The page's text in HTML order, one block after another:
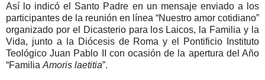
Así lo indicó el Santo Padre en un mensaje enviado a los
participantes de la reunión en línea “Nuestro amor cotidiano”
organizado por el Dicasterio para los Laicos, la Familia y la
Vida, junto a la Diócesis de Roma y el Pontificio Instituto
Teológico Juan Pablo II con ocasión de la apertura del Año
“Familia Amoris laetitia”.